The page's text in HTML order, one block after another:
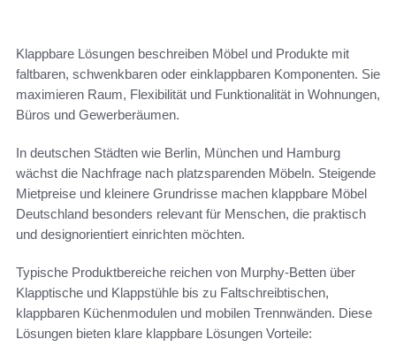
Klappbare Lösungen beschreiben Möbel und Produkte mit
faltbaren, schwenkbaren oder einklappbaren Komponenten. Sie
maximieren Raum, Flexibilität und Funktionalität in Wohnungen,
Büros und Gewerberäumen.
In deutschen Städten wie Berlin, München und Hamburg
wächst die Nachfrage nach platzsparenden Möbeln. Steigende
Mietpreise und kleinere Grundrisse machen klappbare Möbel
Deutschland besonders relevant für Menschen, die praktisch
und designorientiert einrichten möchten.
Typische Produktbereiche reichen von Murphy-Betten über
Klapptische und Klappstühle bis zu Faltschreibtischen,
klappbaren Küchenmodulen und mobilen Trennwänden. Diese
Lösungen bieten klare klappbare Lösungen Vorteile: